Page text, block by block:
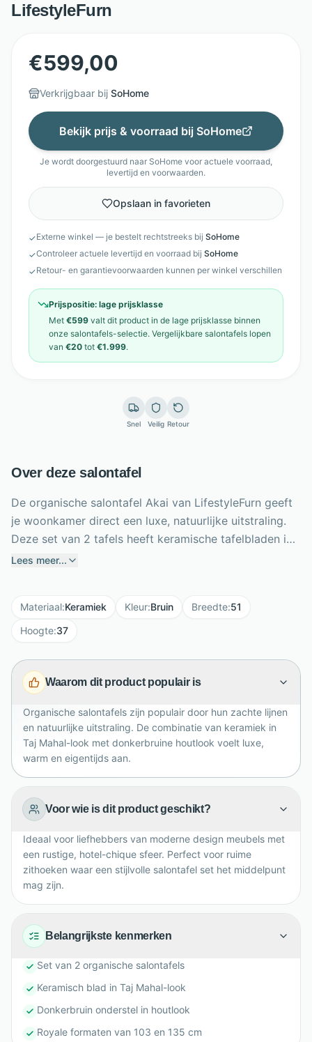
LifestyleFurn
€599,00
Verkrijgbaar bij SoHome
Bekijk prijs & voorraad bij SoHome
Je wordt doorgestuurd naar SoHome voor actuele voorraad,
levertijd en voorwaarden.
Opslaan in favorieten
✓Externe winkel — je bestelt rechtstreeks bij SoHome
✓Controleer actuele levertijd en voorraad bij SoHome
✓Retour- en garantievoorwaarden kunnen per winkel verschillen
Prijspositie: lage prijsklasse
Met €599 valt dit product in de lage prijsklasse binnen
onze salontafels-selectie. Vergelijkbare salontafels lopen
van €20 tot €1.999.
Snel Veilig Retour
Over deze salontafel
De organische salontafel Akai van LifestyleFurn geeft
je woonkamer direct een luxe, natuurlijke uitstraling.
Deze set van 2 tafels heeft keramische tafelbladen in
stijlvolle Taj Mahal-look, gecombineerd met een
ruimtelijk effect, terwijl de royale formaten van 103 en
135 cm volop plek bieden voor decoratie, koffie of
van 37 en 34 cm kun je de tafels deels overlappend
plaatsen of los gebruiken. Een elegante salontafel set
combineren.
Lees meer...
Materiaal:Keramiek Kleur:Bruin Breedte:51
Hoogte:37
Waarom dit product populair is
Organische salontafels zijn populair door hun zachte lijnen
en natuurlijke uitstraling. De combinatie van keramiek in
Taj Mahal-look met donkerbruine houtlook voelt luxe,
warm en eigentijds aan.
Voor wie is dit product geschikt?
Ideaal voor liefhebbers van moderne design meubels met
een rustige, hotel-chique sfeer. Perfect voor ruime
zithoeken waar een stijlvolle salontafel set het middelpunt
mag zijn.
Belangrijkste kenmerken
Set van 2 organische salontafels
Keramisch blad in Taj Mahal-look
Donkerbruin onderstel in houtlook
Royale formaten van 103 en 135 cm